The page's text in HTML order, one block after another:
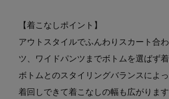
【着こなしポイント】
アウトスタイルでふんわりスカート合
ツ、ワイドパンツまでボトムを選ばず
ボトムとのスタイリングバランスによ
着回しできて着こなしの幅も広がります